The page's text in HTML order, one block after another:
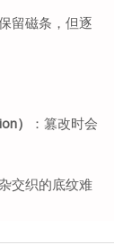
留磁条，但逐
）
：篡改时会
交织的底纹难